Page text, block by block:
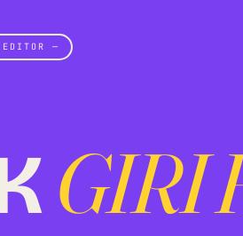
—
GIRI